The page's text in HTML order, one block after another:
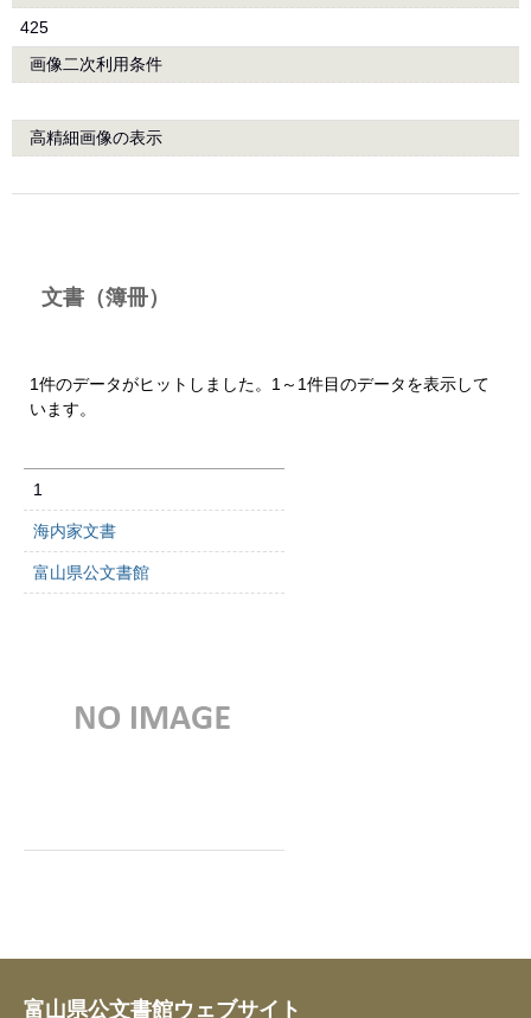
425
画像二次利用条件
高精細画像の表示
文書（簿冊）
1件のデータがヒットしました。1～1件目のデータを表示して
います。
1
海内家文書
富山県公文書館
富山県公文書館ウェブサイト